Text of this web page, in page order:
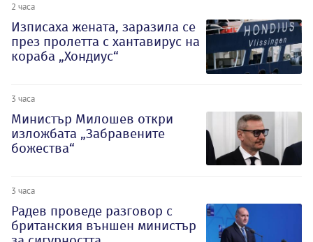
2 часа
Изписаха жената, заразила се
през пролетта с хантавирус на
кораба „Хондиус“
3 часа
Министър Милошев откри
изложбата „Забравените
божества“
3 часа
Радев проведе разговор с
британския външен министър